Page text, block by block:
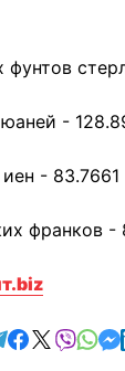
фунтов
-
- 83.7661
франков -
отправить в